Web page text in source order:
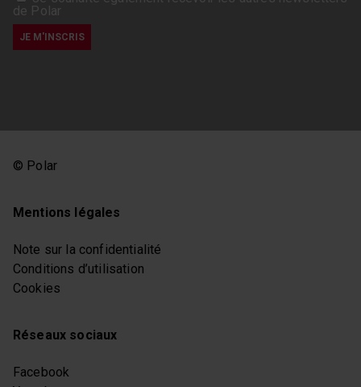
de Polar
© Polar
Mentions légales
Note sur la confidentialité
Conditions d’utilisation
Cookies
Réseaux sociaux
Facebook